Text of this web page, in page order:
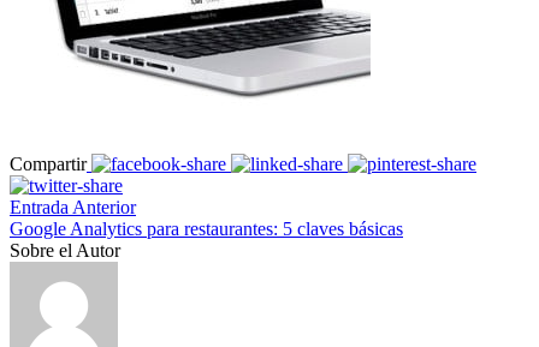
Compartir
Entrada Anterior
Google Analytics para restaurantes: 5 claves básicas
Sobre el Autor